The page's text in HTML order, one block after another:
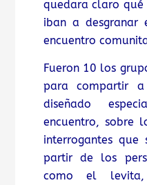
quedara claro
iban a desgranar
encuentro
Fueron 10 los
para compartir
diseñado
encuentro, sobre
interrogantes
partir de los
como el